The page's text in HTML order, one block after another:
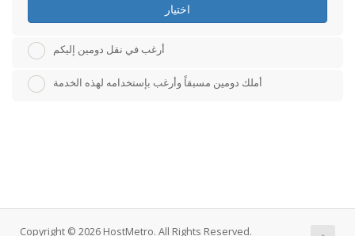
اختيار
أرغب في نقل دومين إليكم
أملك دومين مسبقاً وأرغب بإستخدامه لهذه الخدمة
Copyright © 2026 HostMetro. All Rights Reserved.